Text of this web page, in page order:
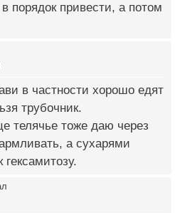
порядок привести, а потом
в частности хорошо едят
трубочник.
телячье тоже даю через
а сухарями